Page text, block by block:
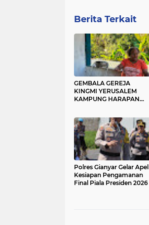
Berita Terkait
GEMBALA GEREJA
KINGMI YERUSALEM
KAMPUNG HARAPAN
TIDAK MUDAH
TERPROVOKASI
Polres Gianyar Gelar Apel
Kesiapan Pengamanan
Final Piala Presiden 2026